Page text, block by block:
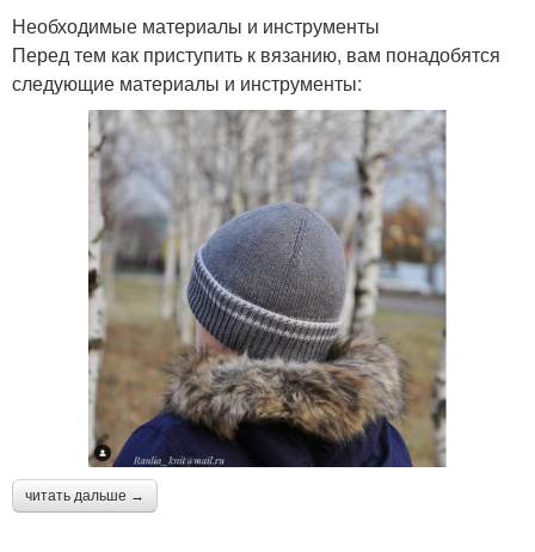
Необходимые материалы и инструменты
Перед тем как приступить к вязанию, вам понадобятся
следующие материалы и инструменты:
читать дальше →